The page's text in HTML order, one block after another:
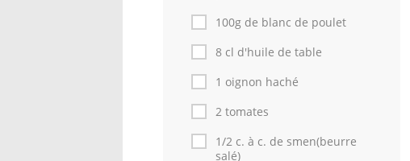
100g de blanc de poulet
8 cl d'huile de table
1 oignon haché
2 tomates
1/2 c. à c. de smen(beurre
salé)